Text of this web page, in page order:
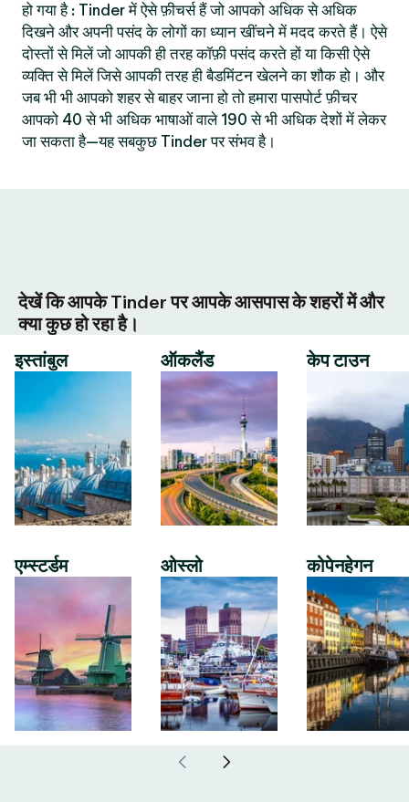
हो गया है : Tinder में ऐसे फ़ीचर्स हैं जो आपको अधिक से अधिक
दिखने और अपनी पसंद के लोगों का ध्यान खींचने में मदद करते हैं। ऐसे
दोस्तों से मिलें जो आपकी ही तरह कॉफ़ी पसंद करते हों या किसी ऐसे
व्यक्ति से मिलें जिसे आपकी तरह ही बैडमिंटन खेलने का शौक हो। और
जब भी भी आपको शहर से बाहर जाना हो तो हमारा पासपोर्ट फ़ीचर
आपको 40 से भी अधिक भाषाओं वाले 190 से भी अधिक देशों में लेकर
जा सकता है—यह सबकुछ Tinder पर संभव है।
देखें कि आपके Tinder पर आपके आसपास के शहरों में और
क्या कुछ हो रहा है।
इस्तांबुल
एम्स्टर्डम
ऑकलैंड
ओस्लो
केप टाउन
कोपेनहेगन